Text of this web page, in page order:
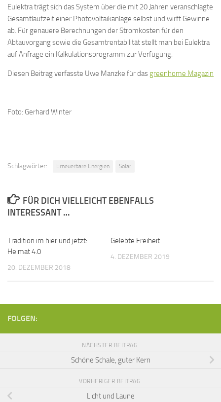
Eulektra trägt sich das System über die mit 20 Jahren veranschlagte
Gesamtlaufzeit einer Photovoltaikanlage selbst und wirft Gewinne
ab. Für genauere Berechnungen der Stromkosten für den
Abtauvorgang sowie die Gesamtrentabilität stellt man bei Eulektra
auf Anfrage ein Kalkulationsprogramm zur Verfügung.
Diesen Beitrag verfasste Uwe Manzke für das greenhome Magazin
Foto: Gerhard Winter
Schlagwörter: Erneuerbare Energien Solar
FÜR DICH VIELLEICHT EBENFALLS
INTERESSANT …
Tradition im hier und jetzt:
Heimat 4.0
20. DEZEMBER 2018
Gelebte Freiheit
4. DEZEMBER 2019
FOLGEN:
NÄCHSTER BEITRAG
Schöne Schale, guter Kern
VORHERIGER BEITRAG
Licht und Laune